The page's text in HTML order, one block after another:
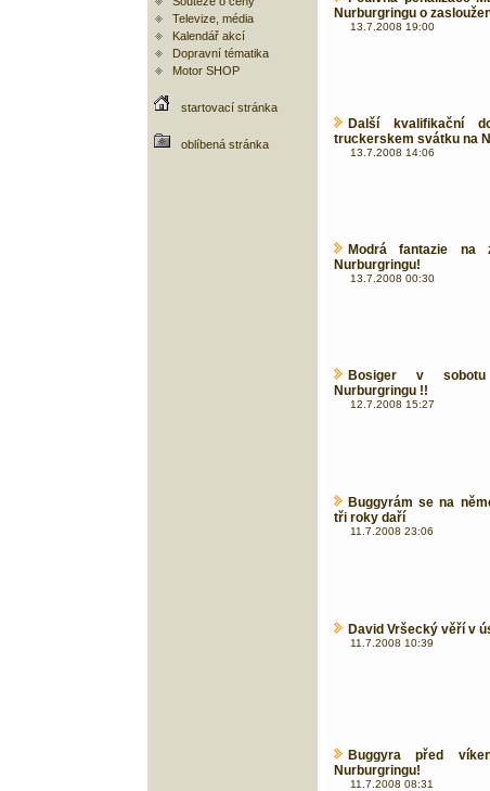
Televize, média
Kalendář akcí
Dopravní tématika
Motor SHOP
startovací stránka
oblíbená stránka
Nurburgringu o
13.7.2008 19:00
Další kvalifikační
truckerskem svátku na
13.7.2008 14:06
Modrá fantazie
Nurburgringu!
13.7.2008 00:30
Bosiger v
Nurburgringu !!
12.7.2008 15:27
Buggyrám se na
tři roky daří
11.7.2008 23:06
David Vršecký věří v
11.7.2008 10:39
Buggyra před
Nurburgringu!
11.7.2008 08:31